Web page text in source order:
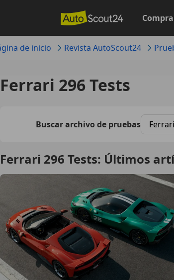
principal
de inicio Revista AutoScout24
Ferrari 296 Tests
Buscar archivo de pruebas Marca
Ferrari 296 Tests: Últimos